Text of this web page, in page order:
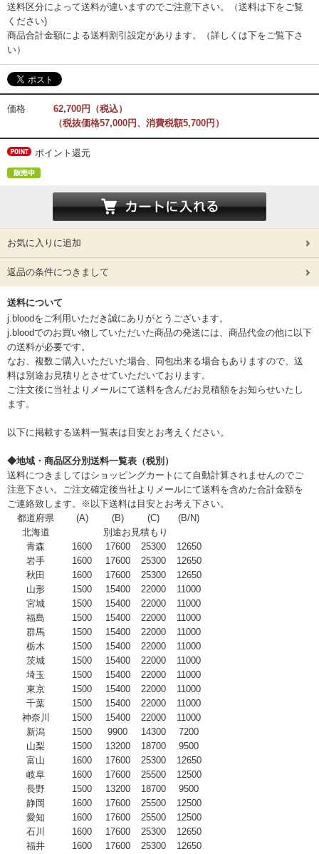
送料区分によって送料が違いますのでご注意下さい。（送料は下をご覧
ください)
商品合計金額による送料割引設定があります。（詳しくは下をご覧下さ
い）
価格
62,700円（税込）
（税抜価格57,000円、消費税額5,700円）
ポイント還元
お気に入りに追加
返品の条件につきまして
送料について
j.bloodをご利用いただき誠にありがとうございます。
j.bloodでのお買い物していただいた商品の発送には、商品代金の他に以下
の送料が必要です。
なお、複数ご購入いただいた場合、同包出来る場合もありますので、送
料は別途お見積りとさせていただいております。
ご注文後に当社よりメールにて送料を含んだお見積額をお知らせいたし
ます。
以下に掲載する送料一覧表は目安とお考えください。
◆地域・商品区分別送料一覧表（税別）
送料につきましてはショッピングカートにて自動計算されませんのでご
注意下さい。ご注文確定後当社よりメールにて送料を含めた合計金額を
ご連絡致します。※以下送料は目安とお考え下さい。
都道府県
(A) (B) (C)
(B/N)
北海道
別途お見積もり
青森
1600 17600 25300
12650
岩手
1600 17600 25300
12650
秋田
1600 17600 25300
12650
山形
1500 15400 22000
11000
宮城
1500 15400 22000
11000
福島
1500 15400 22000
11000
群馬
1500 15400 22000
11000
栃木
1500 15400 22000
11000
茨城
1500 15400 22000
11000
埼玉
1500 15400 22000
11000
東京
1500 15400 22000
11000
千葉
1500 15400 22000
11000
神奈川
1500 15400 22000
11000
新潟
1500 9900 14300
7200
山梨
1500 13200 18700
9500
富山
1600 17600 25300
12650
岐阜
1600 17600 25500
12500
長野
1500 13200 18700
9500
静岡
1600 17600 25500
12500
愛知
1600 17600 25500
12500
石川
1600 17600 25300
12650
福井
1600 17600 25300
12650